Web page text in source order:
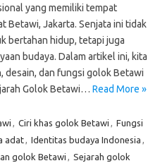
yang memiliki tempat
Betawi, Jakarta. Senjata ini tidak
bertahan hidup, tetapi juga
budaya. Dalam artikel ini, kita
desain, dan fungsi golok Betawi
Golok Betawi… Read More »
, Ciri khas golok Betawi , Fungsi
adat, Identitas budaya Indonesia ,
golok Betawi , Sejarah golok